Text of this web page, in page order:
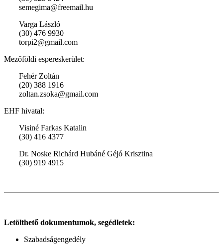
semegima@freemail.hu
Varga László
(30) 476 9930
torpi2@gmail.com
Mezőföldi espereskerület:
Fehér Zoltán
(20) 388 1916
zoltan.zsoka@gmail.com
EHF hivatal:
Visiné Farkas Katalin
(30) 416 4377
Dr. Noske Richárd Hubáné Géjó Krisztina
(30) 919 4915
Letölthető dokumentumok, segédletek:
Szabadságengedély